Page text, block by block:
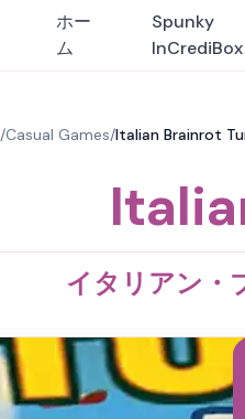
ホー
ム
Spunky
InCrediBox
/Casual Games/Italian Brainrot
イタリアン・